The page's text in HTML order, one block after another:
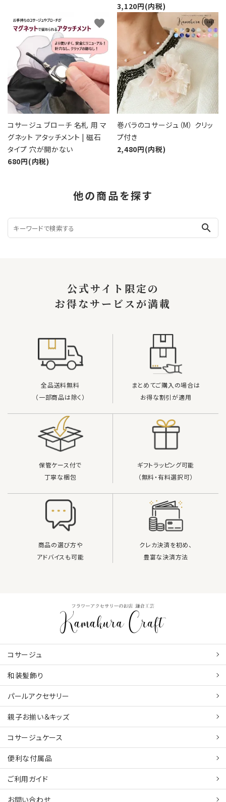
3,120円(内税)
コサージュ ブローチ 名札 用 マ
グネット アタッチメント | 磁石
タイプ 穴が開かない
680円(内税)
favorite
巻バラのコサージュ（M） クリッ
プ付き
2,480円(内税)
favorite
他の商品を探す
search
公式サイト限定の
お得なサービスが満載
全品送料無料
（一部商品は除く）
まとめてご購入の場合は
お得な割引が適用
保管ケース付で
丁寧な梱包
ギフトラッピング可能
（無料・有料選択可）
商品の選び方や
アドバイスも可能
クレカ決済を初め、
豊富な決済方法
コサージュ
和装髪飾り
パールアクセサリー
親子お揃い＆キッズ
コサージュケース
便利な付属品
ご利用ガイド
お問い合わせ